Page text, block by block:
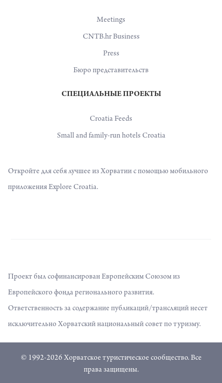
Meetings
CNTB.hr Business
Press
Бюро представительств
СПЕЦИАЛЬНЫЕ ПРОЕКТЫ
Croatia Feeds
Small and family-run hotels Croatia
Откройте для себя лучшее из Хорватии с помощью мобильного
приложения Explore Croatia.
Проект был софинансирован Европейским Союзом из
Европейского фонда регионального развития.
Ответственность за содержание публикаций/трансляций несет
исключительно Хорватский национальный совет по туризму.
© 1992-2026 Хорватское туристическое сообщество. Все
права защищены.